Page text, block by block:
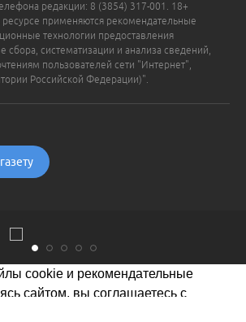
редакции: 8 (3854) 317-001. 18+
применяются рекомендательные
технологии предоставления
сбора, систематизации и анализа сведений,
пользователей сети "Интернет",
Российской Федерации)".
cookie и рекомендательные
сайтом, вы соглашаетесь с